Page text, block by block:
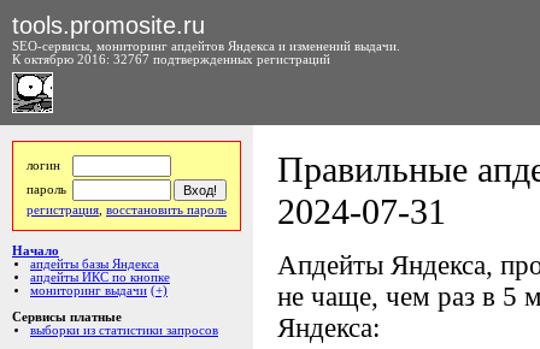
tools.promosite.ru
SEO-сервисы, мониторинг апдейтов Яндекса и изменений выдачи.
К октябрю 2016: 32767 подтвержденных регистраций
логин
пароль
регистрация восстановить пароль
Начало
апдейты базы Яндекса
апдейты ИКС по кнопке
мониторинг выдачи (+)
Сервисы платные
выборки из статистики запросов
Правильные
2024-07-31
Апдейты Яндекса,
не чаще, чем раз в 5
Яндекса: